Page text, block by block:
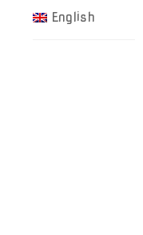
English